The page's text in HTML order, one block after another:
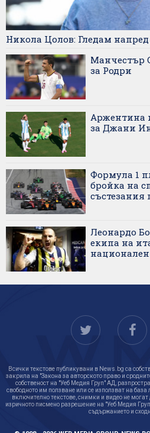
Никола Цолов: Гледам напред
Манчестър
за Родри
Аржентина
за Джани
Формула 1
бройка на
състезания
Леонардо
екипа на
Всички текстове публикувани в News.bg са
закрила на "Закона за авторското право и
собственост на "Уеб Медия Груп" АД,
свободното им ползване или се използват на
включително текстове, снимки и видео не
изричното писмено разрешение на "Уеб Медия
съдържанието и